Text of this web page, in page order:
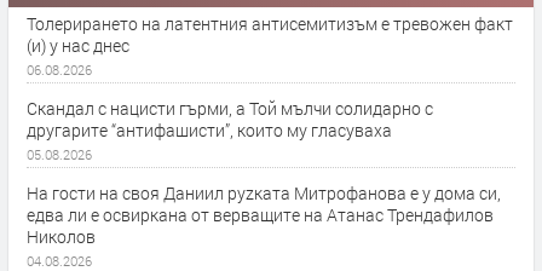
Толерирането на латентния антисемитизъм е тревожен факт
(и) у нас днес
06.08.2026
Скандал с нацисти гърми, а Той мълчи солидарно с
другарите “антифашисти”, които му гласуваха
05.08.2026
На гости на своя Даниил руzката Митрофанова е у дома си,
едва ли е освиркана от верващите на Атанас Трендафилов
Николов
04.08.2026